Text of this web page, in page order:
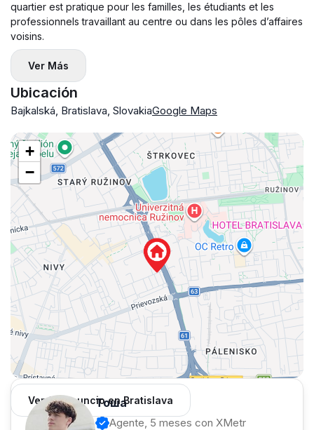
— cocina con electrodomésticos
— mucha luz natural
— edificio nuevo
🚗 Aparcamiento:
— plaza privada justo a la entrada (incluida en el precio)
👤 Ideal para:
🚫 Sin mascotas
💶 Condiciones:
— alquiler: 830 €
— suministros: 120 €
➡️ total: 950 € / mes
— depósito: 1.000 €
🤝 Comisión: 100%
quartier est pratique pour les familles, les étudiants et les
professionnels travaillant au centre ou dans les pôles d’affaires
voisins.
Ver Más
Ubicación
Bajkalská, Bratislava, SlovakiaGoogle Maps
+
−
Ver 64 anuncio en Bratislava
Тоша
Agente, 5 meses con XMetr